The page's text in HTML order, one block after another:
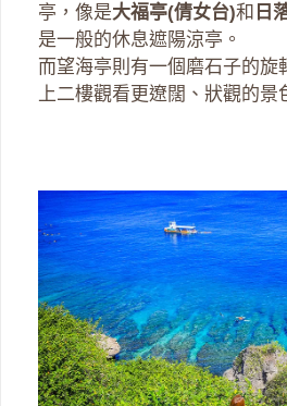
亭，像是大福亭(倩女台)和 日
是一般的休息遮陽涼亭。
而望海亭則有一個磨石子的旋
上二樓觀看更遼闊、狀觀的景